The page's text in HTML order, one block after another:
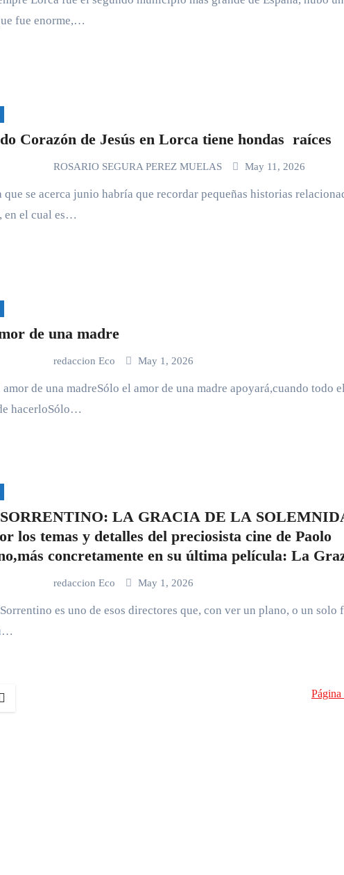
fue enorme,…
Corazón de Jesús en Lorca tiene hondas raíces
ROSARIO SEGURA PEREZ MUELAS May 11, 2026
que se acerca junio habría que recordar pequeñas historias
en el cual es…
de una madre
redaccion Eco May 1, 2026
de una madreSólo el amor de una madre apoyará,cuando todo
hacerloSólo…
LA GRACIA DE LA
los temas y detalles del preciosista cine de Paolo
concretamente en su última película: La
Garcia
redaccion Eco May 1, 2026
es uno de esos directores que, con ver un plano, o un solo
Página